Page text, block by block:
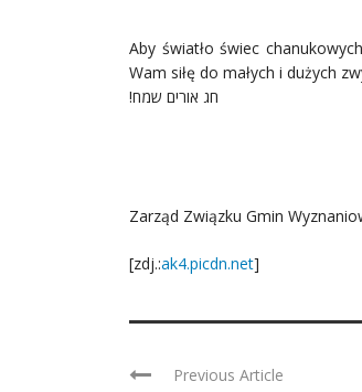
Aby światło świec
Wam siłę do małych i dużych
!חג אורים שמח
Zarząd Związku Gmin
[zdj.:ak4.picdn.net]
Previous Article